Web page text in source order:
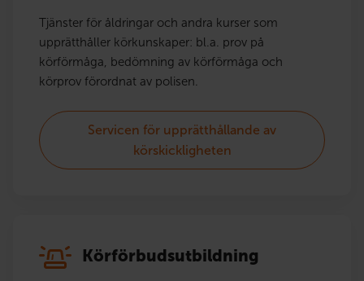
Tjänster för åldringar och andra kurser som
upprätthåller körkunskaper: bl.a. prov på
körförmåga, bedömning av körförmåga och
körprov förordnat av polisen.
Servicen för upprätthållande av
körskickligheten
Körförbudsutbildning